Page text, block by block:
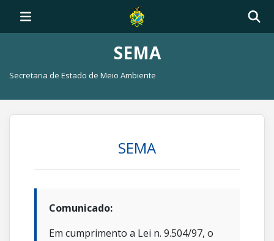
SEMA
Secretaria de Estado de Meio Ambiente
SEMA
Comunicado:
Em cumprimento a Lei n. 9.504/97, o